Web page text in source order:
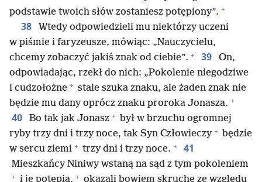
podstawie twoich słów zostaniesz potępiony”. +
38
Wtedy odpowiedzieli mu niektórzy uczeni
w piśmie i faryzeusze, mówiąc: „Nauczycielu,
chcemy zobaczyć jakiś znak od ciebie”. + 39
On,
odpowiadając, rzekł do nich: „Pokolenie niegodziwe
i cudzołożne + stale szuka znaku, ale żaden znak nie
będzie mu dany oprócz znaku proroka Jonasza. +
40 Bo tak jak Jonasz + był w brzuchu ogromnej
ryby trzy dni i trzy noce, tak Syn Człowieczy + będzie
w sercu ziemi + trzy dni i trzy noce. + 41
Mieszkańcy Niniwy wstaną na sąd z tym pokoleniem
+ i je potępią, + okazali bowiem skruchę ze względu